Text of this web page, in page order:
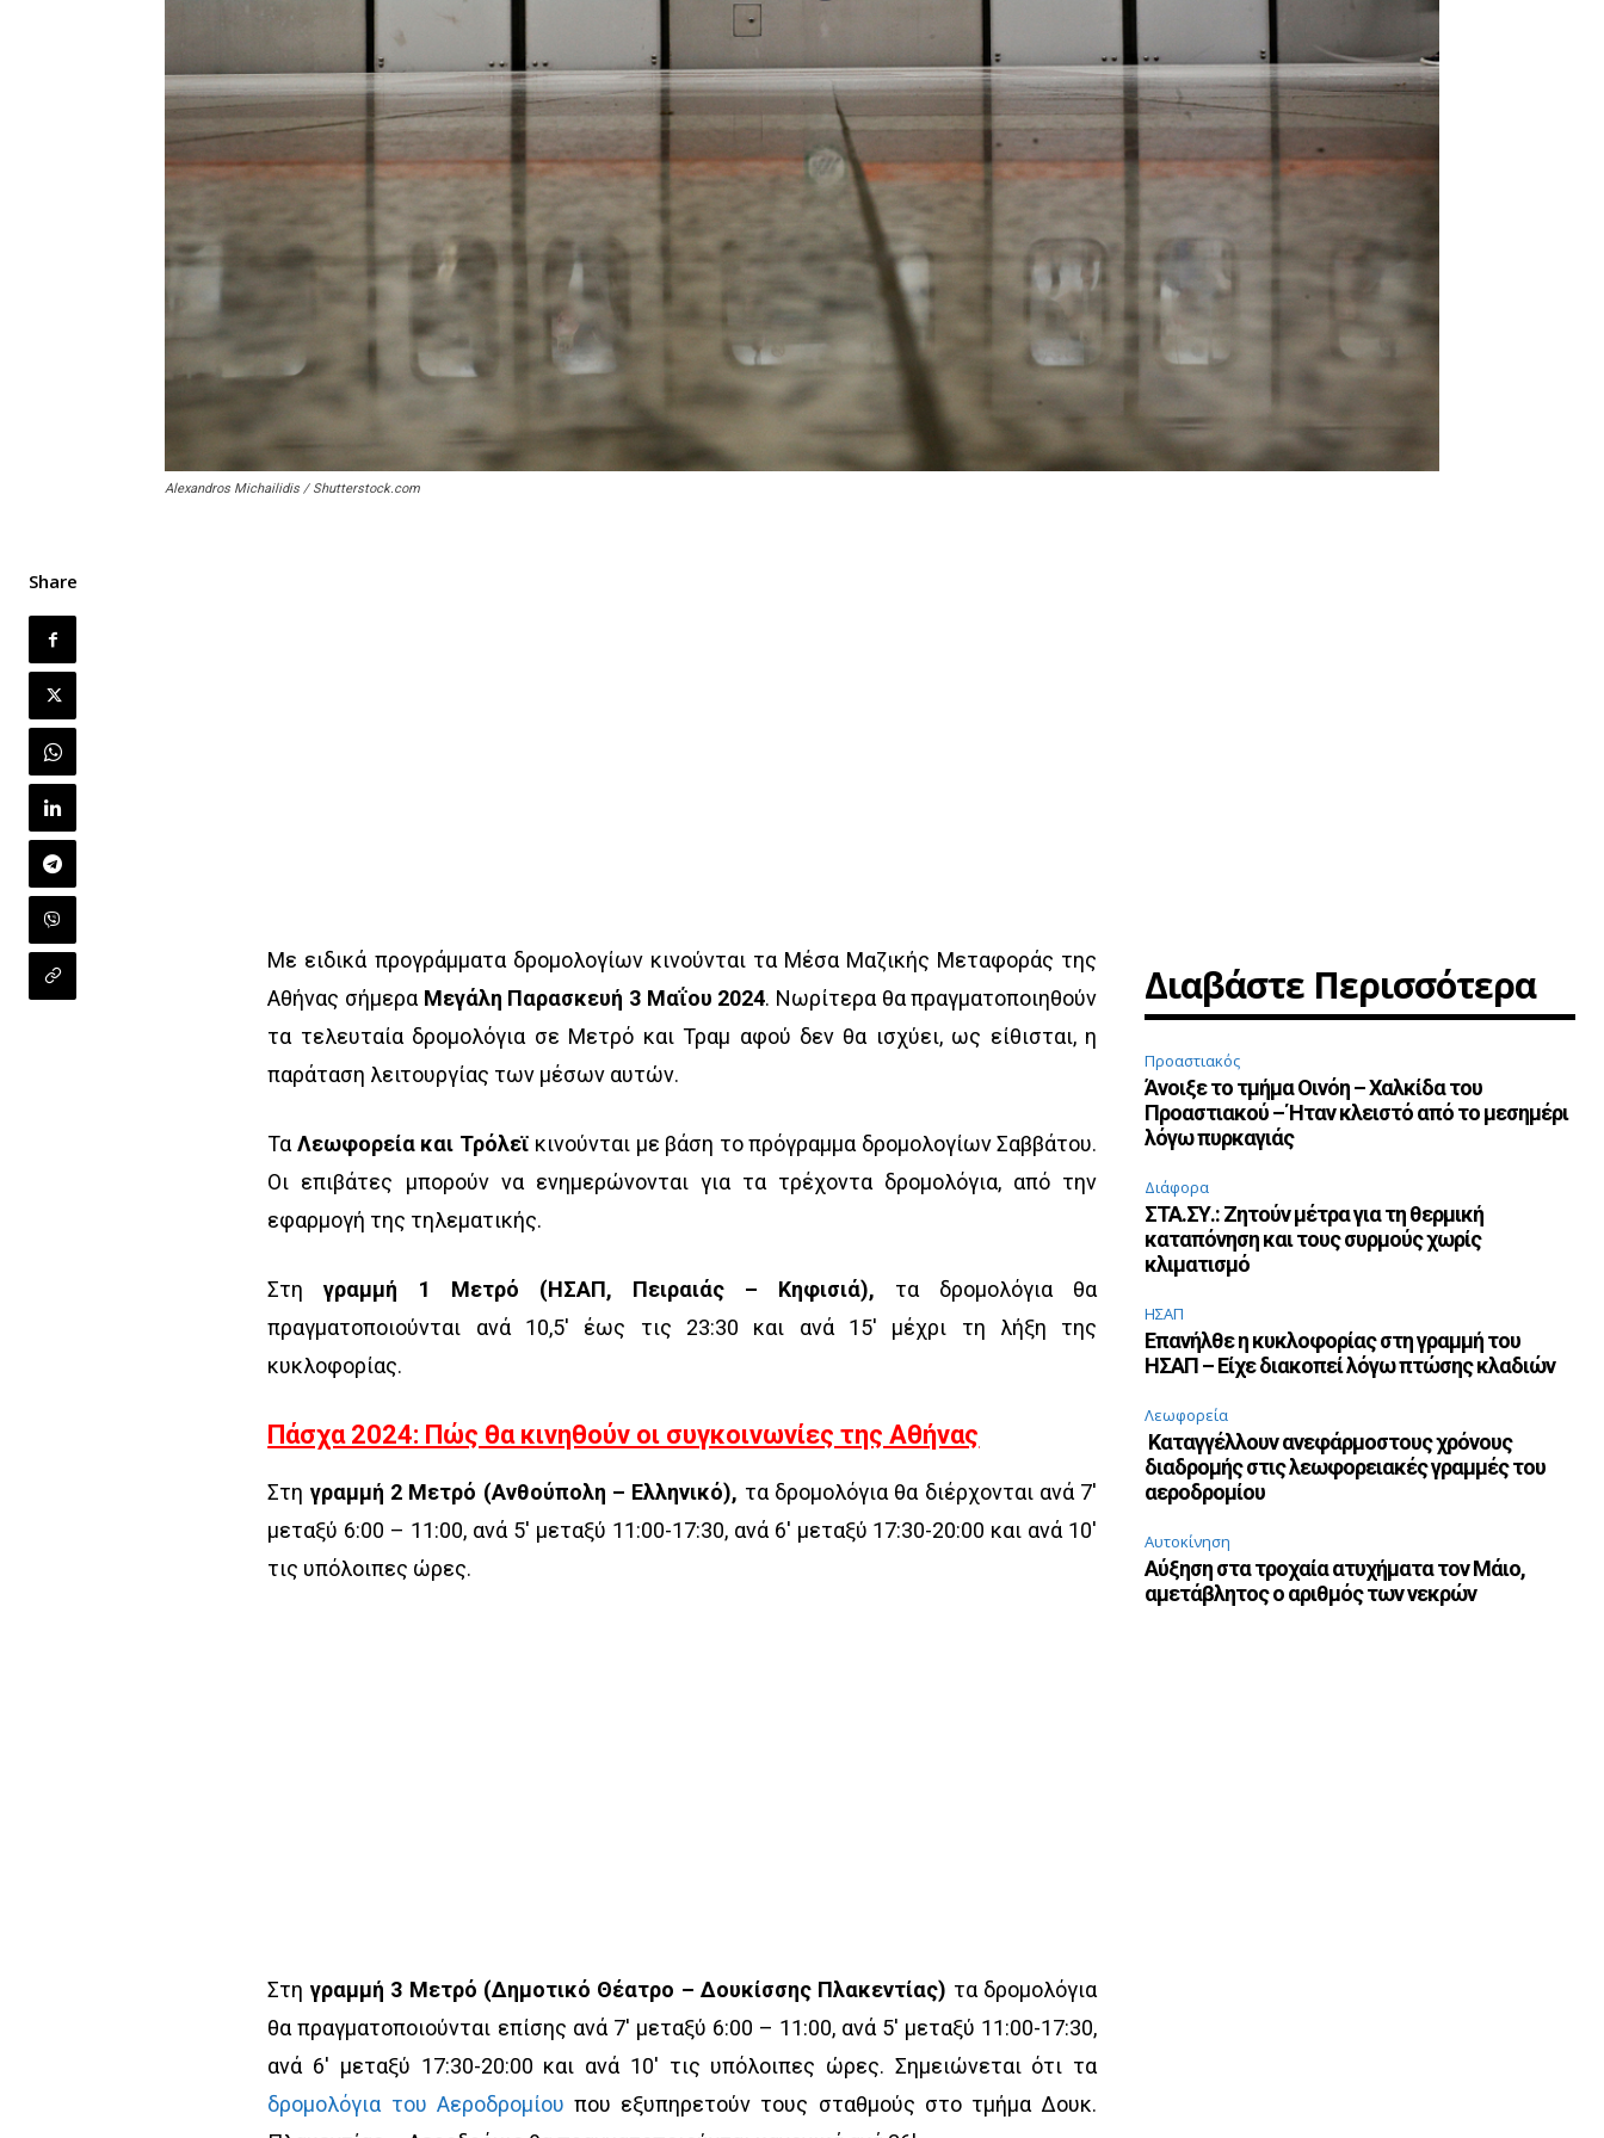
Alexandros Michailidis / Shutterstock.com
Share
Με ειδικά προγράμματα δρομολογίων κινούνται τα Μέσα Μαζικής Μεταφοράς της
Αθήνας σήμερα Μεγάλη Παρασκευή 3 Μαΐου 2024. Νωρίτερα θα πραγματοποιηθούν
τα τελευταία δρομολόγια σε Μετρό και Τραμ αφού δεν θα ισχύει, ως είθισται, η
παράταση λειτουργίας των μέσων αυτών.
ΤαΛεωφορεία και Τρόλεϊ κινούνται με βάση το πρόγραμμα δρομολογίων Σαββάτου.
Οι επιβάτες μπορούν να ενημερώνονται για τα τρέχοντα δρομολόγια, από την
εφαρμογή της τηλεματικής.
Στηγραμμή 1 Μετρό (ΗΣΑΠ, Πειραιάς – Κηφισιά), τα δρομολόγια θα
πραγματοποιούνται ανά 10,5′ έως τις 23:30 και ανά 15′ μέχρι τη λήξη της
κυκλοφορίας.
Πάσχα 2024: Πώς θα κινηθούν οι συγκοινωνίες της Αθήνας
Στη γραμμή 2 Μετρό (Ανθούπολη – Ελληνικό), τα δρομολόγια θα διέρχονται ανά 7′
μεταξύ 6:00 – 11:00, ανά 5′ μεταξύ 11:00-17:30, ανά 6′ μεταξύ 17:30-20:00 και ανά 10′
τις υπόλοιπες ώρες.
Στη γραμμή 3 Μετρό (Δημοτικό Θέατρο – Δουκίσσης Πλακεντίας) τα δρομολόγια
θα πραγματοποιούνται επίσης ανά 7′ μεταξύ 6:00 – 11:00, ανά 5′ μεταξύ 11:00-17:30,
ανά 6′ μεταξύ 17:30-20:00 και ανά 10′ τις υπόλοιπες ώρες. Σημειώνεται ότι τα
δρομολόγια του Αεροδρομίου που εξυπηρετούν τους σταθμούς στο τμήμα Δουκ.
Διαβάστε Περισσότερα
Προαστιακός
Άνοιξε το τμήμα Οινόη – Χαλκίδα του
Προαστιακού – Ήταν κλειστό από το μεσημέρι
λόγω πυρκαγιάς
Διάφορα
ΣΤΑ.ΣΥ.: Ζητούν μέτρα για τη θερμική
καταπόνηση και τους συρμούς χωρίς
κλιματισμό
ΗΣΑΠ
Επανήλθε η κυκλοφορίας στη γραμμή του
ΗΣΑΠ – Είχε διακοπεί λόγω πτώσης κλαδιών
Λεωφορεία
Καταγγέλλουν ανεφάρμοστους χρόνους
διαδρομής στις λεωφορειακές γραμμές του
αεροδρομίου
Αυτοκίνηση
Αύξηση στα τροχαία ατυχήματα τον Μάιο,
αμετάβλητος ο αριθμός των νεκρών